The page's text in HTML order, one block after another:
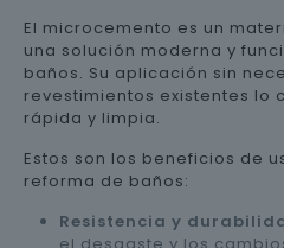
El microcemento es un
una solución moderna y
baños. Su aplicación sin
revestimientos existentes lo
rápida y limpia.
Estos son los beneficios de
reforma de baños:
Resistencia y